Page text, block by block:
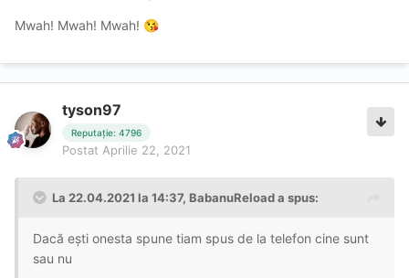
Mwah! Mwah! Mwah! 😘
tyson97
Reputație: 4796
Postat Aprilie 22, 2021
La 22.04.2021 la 14:37, BabanuReloada spus:
Dacă ești onesta spune tiam spus de la telefon cine sunt
sau nu